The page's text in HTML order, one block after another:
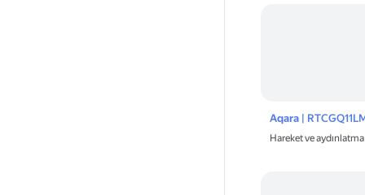
Aqara|
Hareket ve